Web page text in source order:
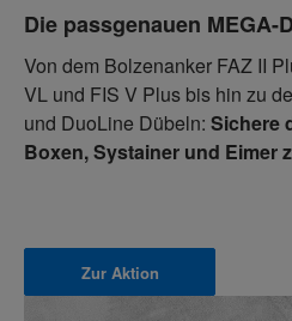
Die passgenauen
Von dem Bolzenanker FAZ II
VL und FIS V Plus bis hin zu
und DuoLine Dübeln: Sichere
Boxen, Systainer und Eimer
Zur Aktion